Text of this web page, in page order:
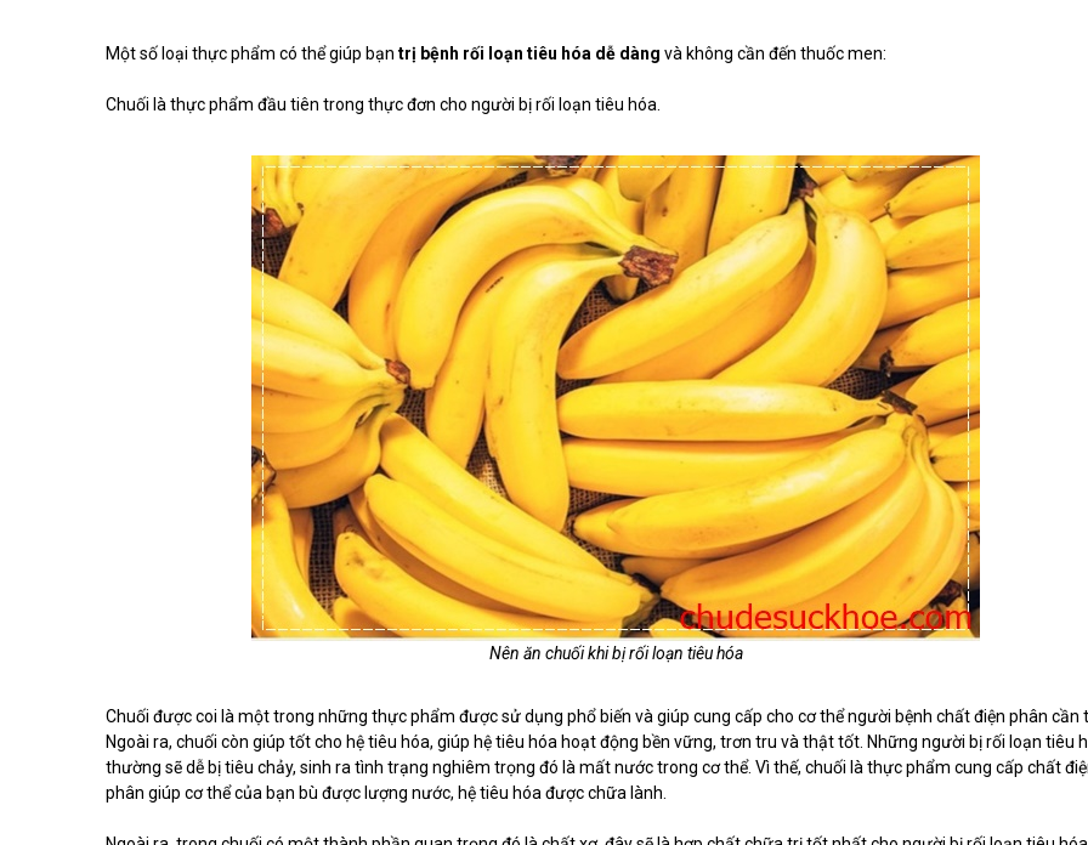
Một số loại thực phẩm có thể giúp bạn trị bệnh rối loạn tiêu hóa dễ dàng và không cần đến thuốc men:
Chuối là thực phẩm đầu tiên trong thực đơn cho người bị rối loạn tiêu hóa.
Nên ăn chuối khi bị rối loạn tiêu hóa
Chuối được coi là một trong những thực phẩm được sử dụng phổ biến và giúp cung cấp cho cơ thể người bệnh chất điện phân cần
Ngoài ra, chuối còn giúp tốt cho hệ tiêu hóa, giúp hệ tiêu hóa hoạt động bền vững, trơn tru và thật tốt. Những người bị rối loạn tiêu
thường sẽ dễ bị tiêu chảy, sinh ra tình trạng nghiêm trọng đó là mất nước trong cơ thể. Vì thế, chuối là thực phẩm cung cấp chất
phân giúp cơ thể của bạn bù được lượng nước, hệ tiêu hóa được chữa lành.